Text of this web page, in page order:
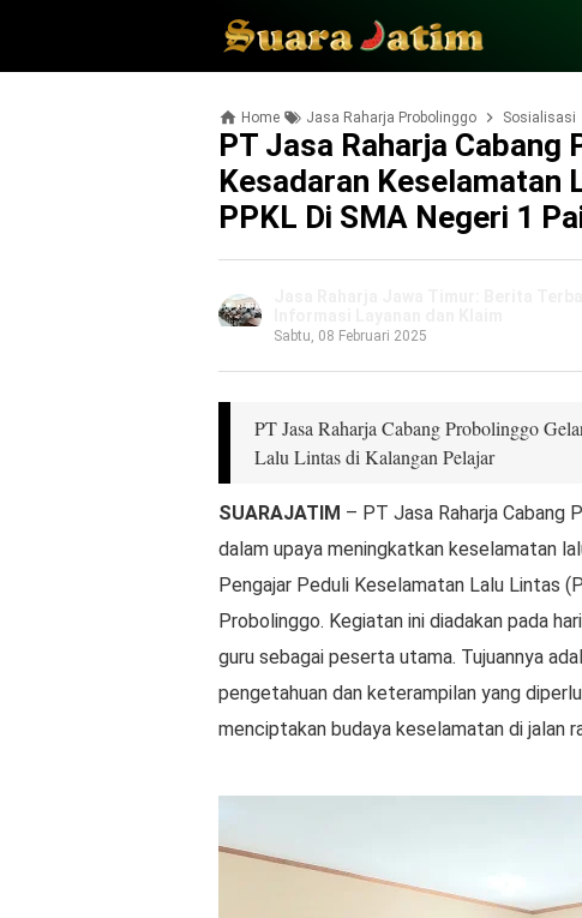
Home Jasa Raharja Probolinggo Sosialisasi
PT Jasa Raharja
Kesadaran Keselamatan
PPKL Di SMA Negeri 1
Sabtu, 08 Februari 2025
PT Jasa Raharja Cabang Probolinggo
Lalu Lintas di Kalangan Pelajar
SUARAJATIM – PT Jasa Raharja Cabang
dalam upaya meningkatkan keselamatan
Pengajar Peduli Keselamatan Lalu Lintas
Probolinggo. Kegiatan ini diadakan pada
guru sebagai peserta utama. Tujuannya
pengetahuan dan keterampilan yang
menciptakan budaya keselamatan di jalan